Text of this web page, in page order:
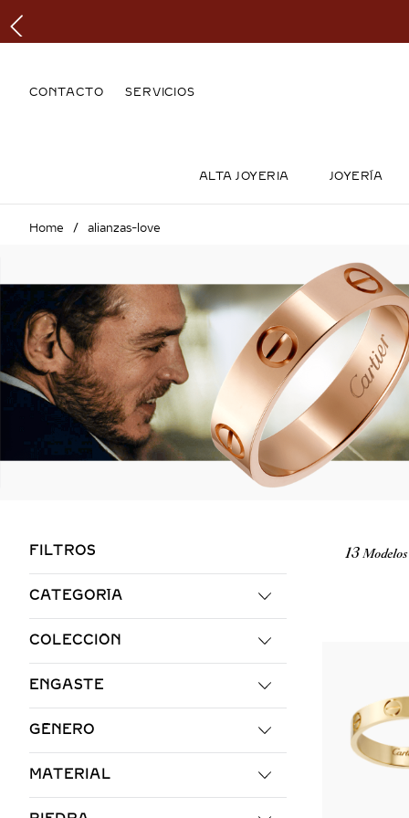
CONTACTO SERVICIOS
ALTA JOYERIA JOYERÍA
alianzas-love
FILTROS
CATEGORÍA
COLECCIÓN
ENGASTE
PAVÉ
GÉNERO
MATERIAL
13